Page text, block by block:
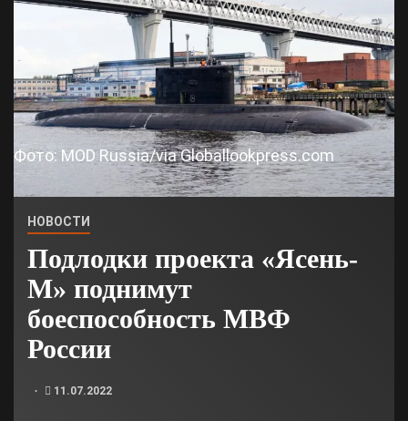
Фото: MOD Russia/via Globallookpress.com
НОВОСТИ
Подлодки проекта «Ясень-
М» поднимут
боеспособность МВФ
России
11.07.2022